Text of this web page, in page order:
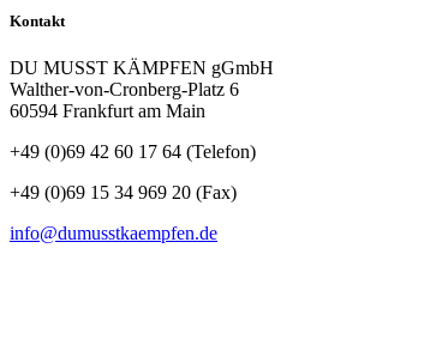
teilen
Kontakt
DU MUSST KÄMPFEN gGmbH
Walther-von-Cronberg-Platz 6
60594 Frankfurt am Main
+49 (0)69 42 60 17 64 (Telefon)
+49 (0)69 15 34 969 20 (Fax)
info@dumusstkaempfen.de